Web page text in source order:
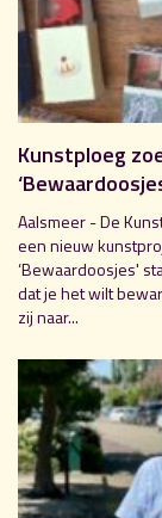
Kunstploeg
Aalsmeer - De
een nieuw
‘Bewaardoosjes'
dat je het wilt
zij naar...